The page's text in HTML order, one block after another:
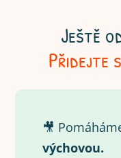
Ještě
Přidejte
🎥
výchovou.